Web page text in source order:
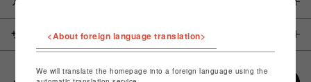
アイテム説明 / 素材
サイズ <About foreign language translation>
We will translate the homepage into a foreign language using the